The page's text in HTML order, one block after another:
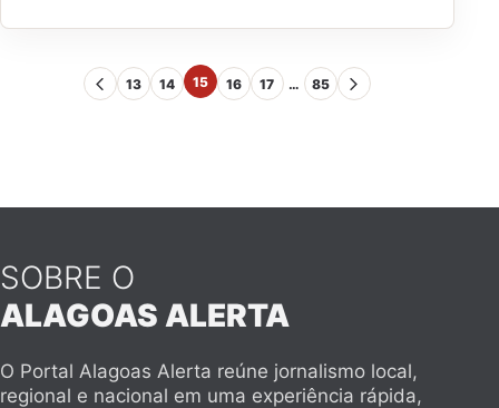
13 14 15 16 17 … 85
SOBRE O
ALAGOAS ALERTA
O Portal Alagoas Alerta reúne jornalismo local,
regional e nacional em uma experiência rápida,